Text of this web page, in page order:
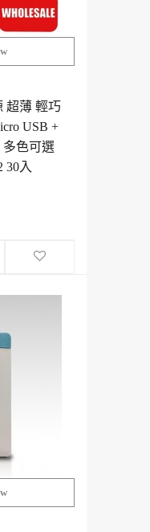
超薄 輕巧
USB +
多色可選
30入